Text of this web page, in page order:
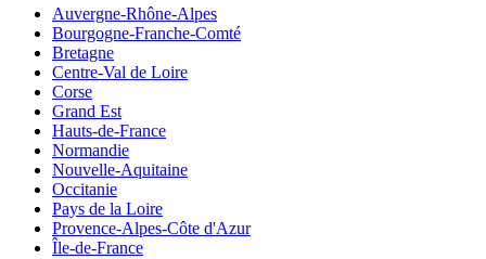
Auvergne-Rhône-Alpes
Bourgogne-Franche-Comté
Bretagne
Centre-Val de Loire
Corse
Grand Est
Hauts-de-France
Normandie
Nouvelle-Aquitaine
Occitanie
Pays de la Loire
Provence-Alpes-Côte d'Azur
Île-de-France